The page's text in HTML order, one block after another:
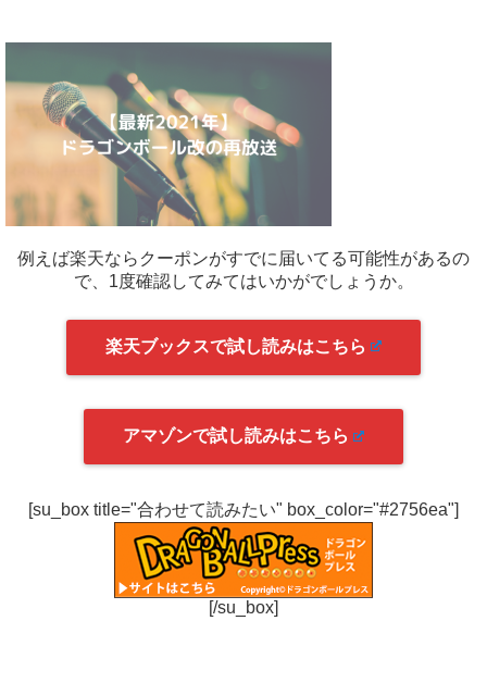
例えば楽天ならクーポンがすでに届いてる可能性があるの
で、1度確認してみてはいかがでしょうか。
楽天ブックスで試し読みはこちら
アマゾンで試し読みはこちら
[su_box title="合わせて読みたい" box_color="#2756ea"]
[/su_box]